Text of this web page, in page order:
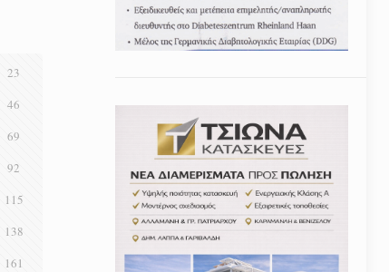
23
46
69
92
115
138
161